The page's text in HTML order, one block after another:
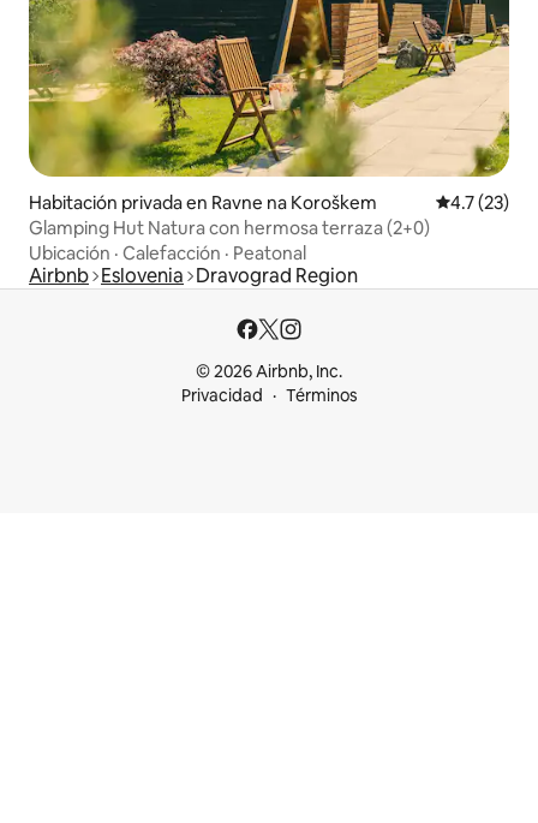
Habitación privada en Ravne na Koroškem Calificación
4.7 (23)
Glamping Hut Natura con hermosa terraza (2+0)
Ubicación · Calefacción · Peatonal
Airbnb Eslovenia Dravograd Region
© 2026 Airbnb, Inc.
Privacidad
Términos